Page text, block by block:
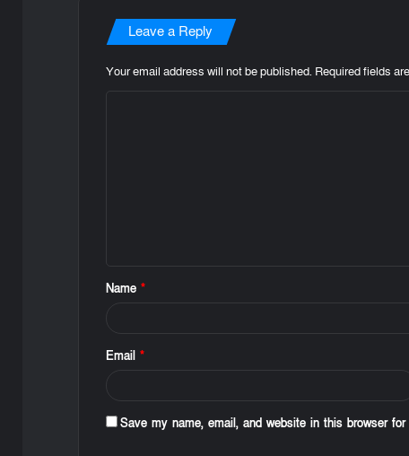
Leave a Reply
Your email address will not be published. Required fields
*
Name *
Email *
Save my name, email, and website in this browser